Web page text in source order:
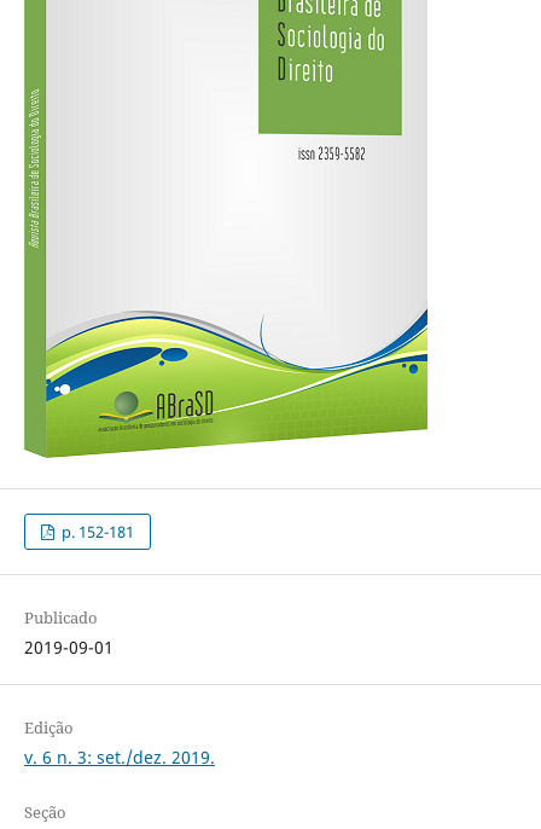
p. 152-181
Publicado
2019-09-01
Edição
v. 6 n. 3: set./dez. 2019.
Seção